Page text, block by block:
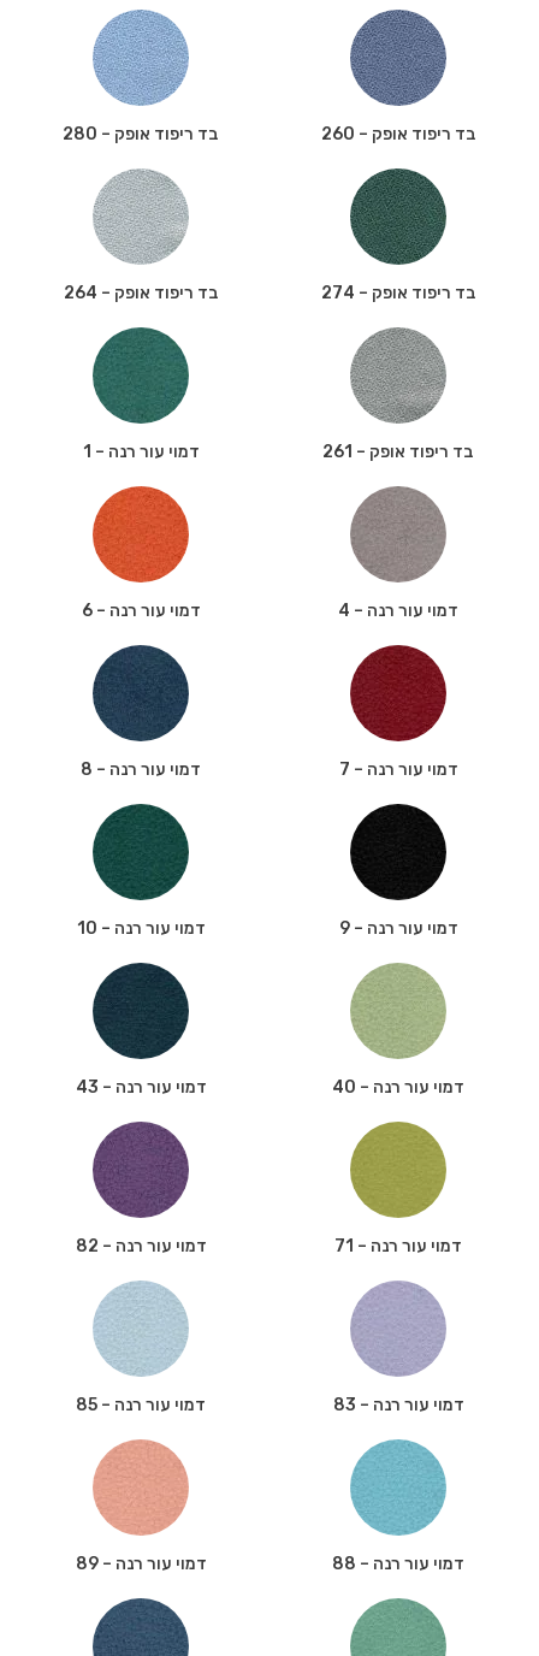
בד ריפוד אופק – 260 בד ריפוד אופק – 280
בד ריפוד אופק – 274 בד ריפוד אופק – 264
בד ריפוד אופק – 261 דמוי עור רנה – 1
דמוי עור רנה – 4 דמוי עור רנה – 6
דמוי עור רנה – 7 דמוי עור רנה – 8
דמוי עור רנה – 9 דמוי עור רנה – 10
דמוי עור רנה – 40 דמוי עור רנה – 43
דמוי עור רנה – 71 דמוי עור רנה – 82
דמוי עור רנה – 83 דמוי עור רנה – 85
דמוי עור רנה – 88 דמוי עור רנה – 89